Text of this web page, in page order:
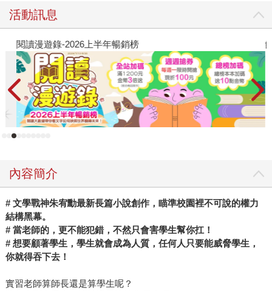
活動訊息
閱讀漫遊錄-2026上半年暢銷榜
內容簡介
# 文學戰神朱宥勳最新長篇小說創作，瞄準校園裡不可說的權力
結構黑幕。
# 當老師的，更不能犯錯，不然只會害學生幫你扛！
# 想要顧著學生，學生就會成為人質，任何人只要能威脅學生，
你就得吞下去！
實習老師算師長還是算學生呢？